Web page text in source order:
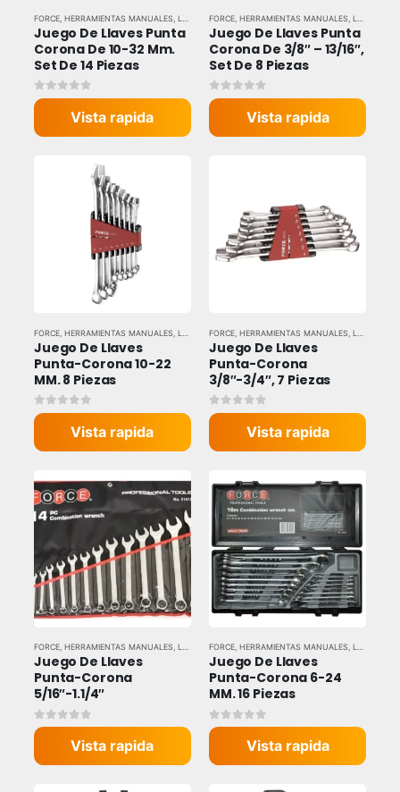
FORCE, HERRAMIENTAS MANUALES LLAVES Y DADOS
Juego De Llaves Punta
Corona De 10-32 Mm.
Set De 14 Piezas
0out of 5
Vista rapida
FORCE HERRAMIENTAS MANUALES LLAVES Y DADOS
Juego De Llaves Punta
Corona De 3/8″ – 13/16″,
Set De 8 Piezas
0out of 5
Vista rapida
FORCE, HERRAMIENTAS MANUALES LLAVES Y DADOS
Juego De Llaves
Punta-Corona 10-22
MM. 8 Piezas
0out of 5
Vista rapida
FORCE HERRAMIENTAS MANUALES LLAVES Y DADOS
Juego De Llaves
Punta-Corona
3/8″-3/4″, 7 Piezas
0out of 5
Vista rapida
FORCE, HERRAMIENTAS MANUALES LLAVES Y DADOS
Juego De Llaves
Punta-Corona
5/16″-1.1/4″
0out of 5
Vista rapida
FORCE HERRAMIENTAS MANUALES LLAVES Y DADOS
Juego De Llaves
Punta-Corona 6-24
MM. 16 Piezas
0out of 5
Vista rapida